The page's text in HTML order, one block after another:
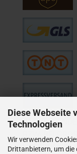
Diese Webseite
Technologien
Wir verwenden
Drittanbietern, um die
WIE
BZW. BEI
LIEFERUNGEN